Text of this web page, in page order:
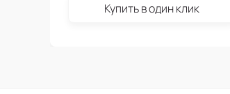
Купить в один клик